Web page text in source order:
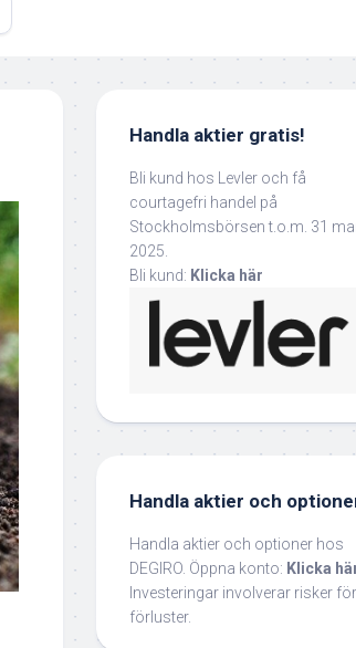
Handla aktier gratis!
Bli kund hos Levler och få
courtagefri handel på
Stockholmsbörsen t.o.m. 31
2025.
Bli kund: Klicka här
Handla aktier och
Handla aktier och optioner hos
DEGIRO. Öppna konto: Klicka
Investeringar involverar risker för
förluster.